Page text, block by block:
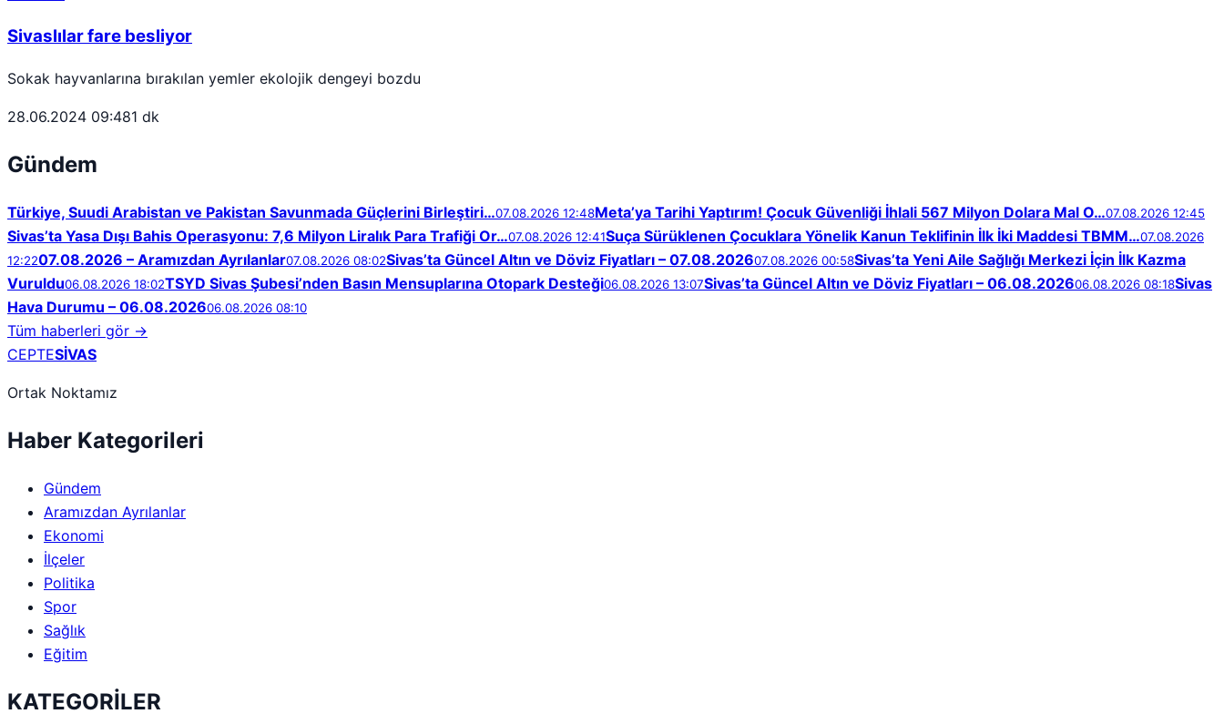
Sivaslılar fare besliyor
Sokak hayvanlarına bırakılan yemler ekolojik dengeyi bozdu
28.06.2024 09:481 dk
Gündem
Türkiye, Suudi Arabistan ve Pakistan Savunmada Güçlerini Birleştiri…07.08.2026 12:48Meta’ya Tarihi Yaptırım! Çocuk Güvenliği İhlali 567 Milyon Dolara Mal O…07.08.2026 12:45
Sivas’ta Yasa Dışı Bahis Operasyonu: 7,6 Milyon Liralık Para Trafiği Or…07.08.2026 12:41Suça Sürüklenen Çocuklara Yönelik Kanun Teklifinin İlk İki Maddesi TBMM…07.08.2026
12:2207.08.2026 – Aramızdan Ayrılanlar07.08.2026 08:02Sivas’ta Güncel Altın ve Döviz Fiyatları – 07.08.202607.08.2026 00:58Sivas’ta Yeni Aile Sağlığı Merkezi İçin İlk Kazma
Vuruldu06.08.2026 18:02TSYD Sivas Şubesi’nden Basın Mensuplarına Otopark Desteği06.08.2026 13:07Sivas’ta Güncel Altın ve Döviz Fiyatları – 06.08.202606.08.2026 08:18Sivas
Hava Durumu – 06.08.202606.08.2026 08:10
Tüm haberleri gör →
CEPTESİVAS
Ortak Noktamız
Haber Kategorileri
Gündem
Aramızdan Ayrılanlar
Ekonomi
İlçeler
Politika
Spor
Sağlık
Eğitim
KATEGORİLER